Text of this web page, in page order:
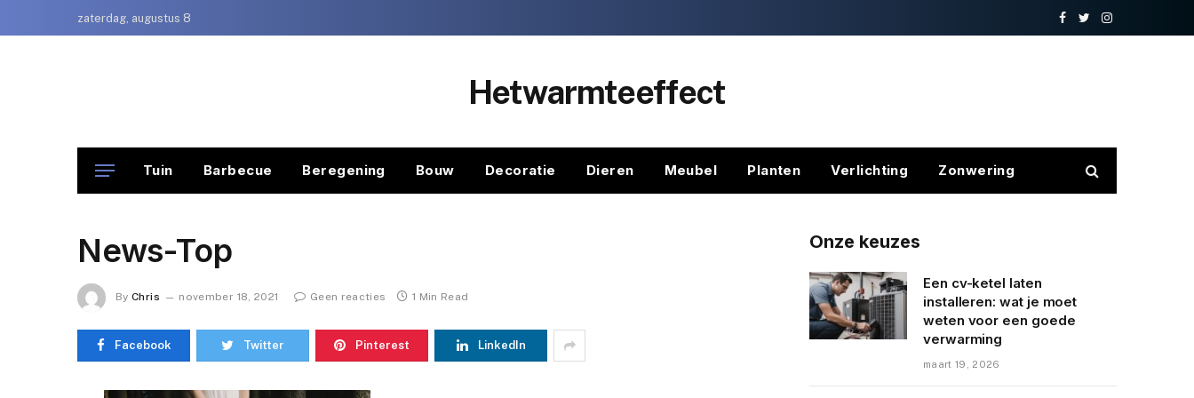
zaterdag, augustus 8
Facebook
TwitterInstagram
Hetwarmteeffect
Tuin Barbecue Beregening Bouw Decoratie Dieren Meubel Planten Verlichting Zonwering
News-Top
By Chris november 18, 2021 Geen reacties 1 Min Read
Facebook Twitter Pinterest LinkedIn
Onze keuzes
Een cv-ketel laten
installeren: wat je moet
weten voor een goede
verwarming
maart 19, 2026